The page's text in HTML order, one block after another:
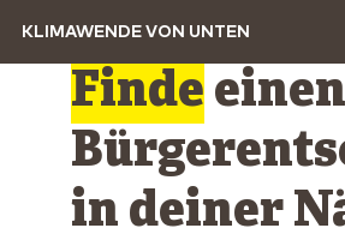
KLIMAWENDE VON UNTEN
Finde einen
in deiner